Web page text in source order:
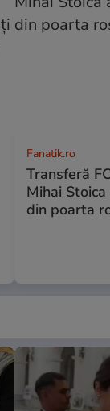
Fanatik.ro
Transferă
Mihai
din poarta